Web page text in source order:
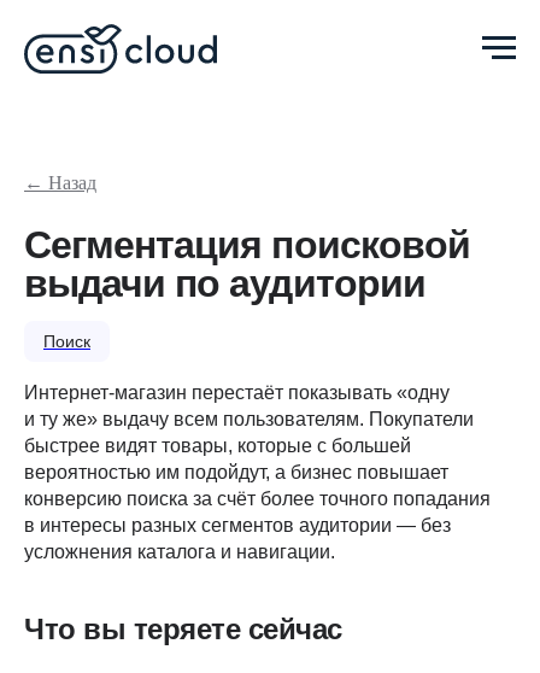
← Назад
Сегментация поисковой
выдачи по аудитории
Поиск
Интернет-магазин перестаёт показывать «одну
и ту же» выдачу всем пользователям. Покупатели
быстрее видят товары, которые с большей
вероятностью им подойдут, а бизнес повышает
конверсию поиска за счёт более точного попадания
в интересы разных сегментов аудитории — без
усложнения каталога и навигации.
Что вы теряете сейчас